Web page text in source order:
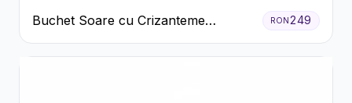
Buchet Soare cu Crizanteme
Galbene și Trandafiri Albi
RON249